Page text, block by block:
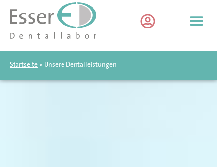
Startseite » Unsere Dentalleistungen